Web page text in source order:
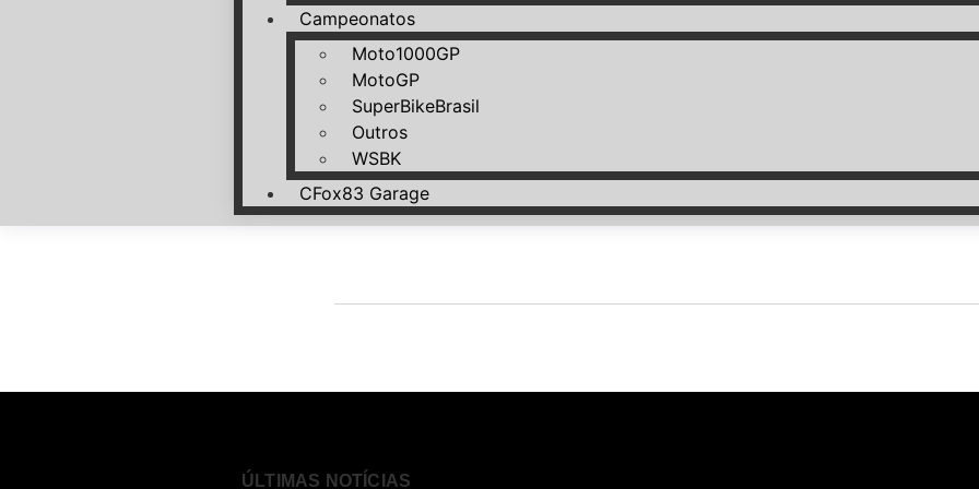
Campeonatos
Moto1000GP
MotoGP
SuperBikeBrasil
Outros
WSBK
CFox83 Garage
ÚLTIMAS NOTÍCIAS